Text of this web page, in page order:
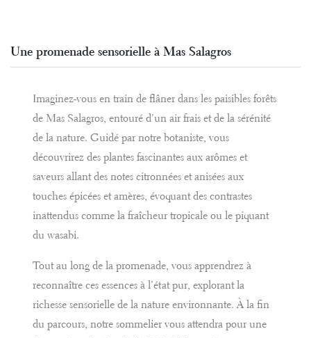
Une promenade sensorielle à Mas Salagros
Imaginez-vous en train de flâner dans les paisibles forêts
de Mas Salagros, entouré d’un air frais et de la sérénité
de la nature. Guidé par notre botaniste, vous
découvrirez des plantes fascinantes aux arômes et
saveurs allant des notes citronnées et anisées aux
touches épicées et amères, évoquant des contrastes
inattendus comme la fraîcheur tropicale ou le piquant
du wasabi.
Tout au long de la promenade, vous apprendrez à
reconnaître ces essences à l’état pur, explorant la
richesse sensorielle de la nature environnante. À la fin
du parcours, notre sommelier vous attendra pour une